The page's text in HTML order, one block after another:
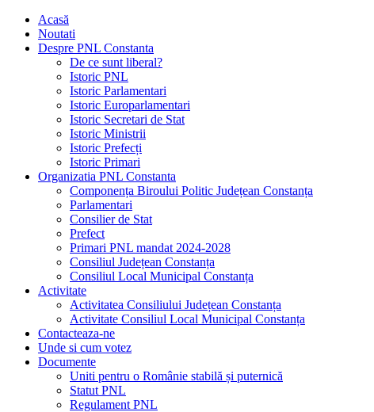
Acasă
Noutati
Despre PNL Constanta
De ce sunt liberal?
Istoric PNL
Istoric Parlamentari
Istoric Europarlamentari
Istoric Secretari de Stat
Istoric Ministrii
Istoric Prefecți
Istoric Primari
Organizatia PNL Constanta
Componența Biroului Politic Județean Constanța
Parlamentari
Consilier de Stat
Prefect
Primari PNL mandat 2024-2028
Consiliul Județean Constanța
Consiliul Local Municipal Constanța
Activitate
Activitatea Consiliului Județean Constanța
Activitate Consiliul Local Municipal Constanța
Contacteaza-ne
Unde si cum votez
Documente
Uniti pentru o Românie stabilă și puternică
Statut PNL
Regulament PNL